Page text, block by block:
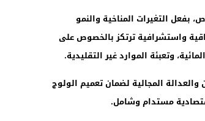
بفعل التغيرات المناخية والنمو
واستشرافية ترتكز بالخصوص على
وتعبئة الموارد غير التقليدية.
المجالية لضمان تعميم الولوج
مستدام وشامل.